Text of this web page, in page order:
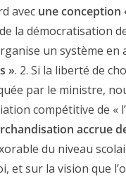
avec une conception
la démocratisation
un système
». 2. Si la liberté de
par le ministre,
compétitive de «
accrue
du niveau
et sur la vision que